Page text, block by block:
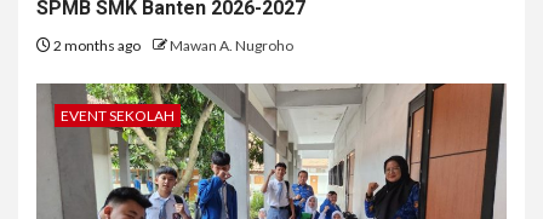
SPMB SMK Banten 2026-2027
2 months ago Mawan A. Nugroho
EVENT SEKOLAH